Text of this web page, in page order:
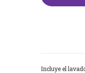
Incluye el